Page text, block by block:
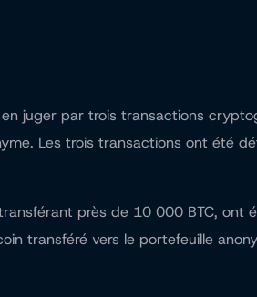
en juger par trois transactions
Les trois transactions ont été
près de 10 000 BTC, ont
transféré vers le portefeuille